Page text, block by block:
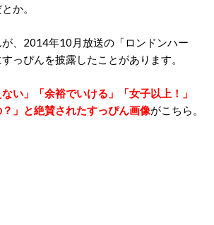
か。
、2014年10月放送の「ロンドンハー
っぴんを披露したことがあります。
ない」「余裕でいける」「女子以上！」
？」と絶賛されたすっぴん画像がこちら。